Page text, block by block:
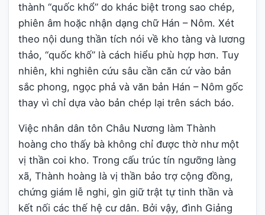
thành “quốc khổ” do khác biệt trong sao chép,
phiên âm hoặc nhận dạng chữ Hán – Nôm. Xét
theo nội dung thần tích nói về kho tàng và lương
thảo, “quốc khố” là cách hiểu phù hợp hơn. Tuy
nhiên, khi nghiên cứu sâu cần căn cứ vào bản
sắc phong, ngọc phả và văn bản Hán – Nôm gốc
thay vì chỉ dựa vào bản chép lại trên sách báo.
Việc nhân dân tôn Châu Nương làm Thành
hoàng cho thấy bà không chỉ được thờ như một
vị thần coi kho. Trong cấu trúc tín ngưỡng làng
xã, Thành hoàng là vị thần bảo trợ cộng đồng,
chứng giám lễ nghi, gìn giữ trật tự tinh thần và
kết nối các thế hệ cư dân. Bởi vậy, đình Giảng